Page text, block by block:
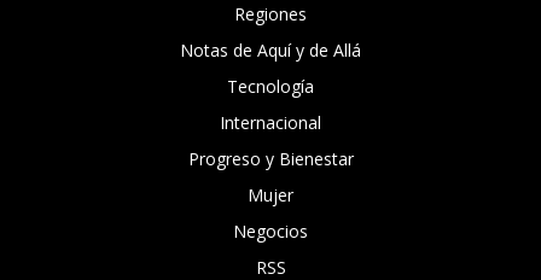
Regiones
Notas de Aquí y de Allá
Tecnología
Internacional
Progreso y Bienestar
Mujer
Negocios
RSS